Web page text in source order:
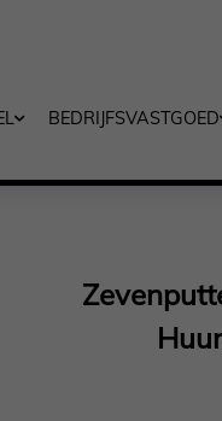
BEDRIJFSVASTGOED